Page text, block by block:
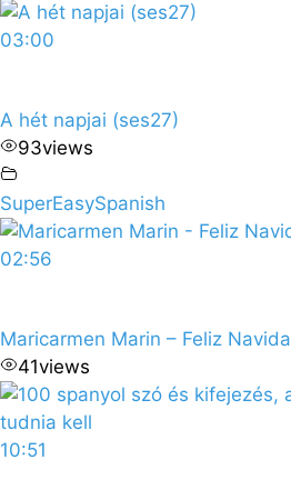
03:00
A hét napjai (ses27)
93views
SuperEasySpanish
02:56
Maricarmen Marin – Feliz
41views
10:51